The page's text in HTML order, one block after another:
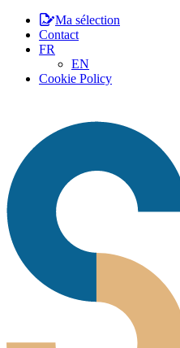
Ma sélection
Contact
FR
EN
Cookie Policy